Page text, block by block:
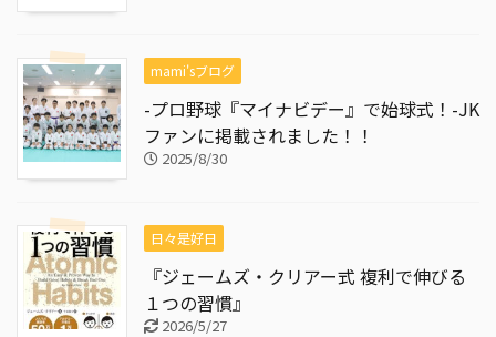
mami'sブログ
-プロ野球『マイナビデー』で始球式！-JK
ファンに掲載されました！！
2025/8/30
日々是好日
『ジェームズ・クリアー式 複利で伸びる
１つの習慣』
2026/5/27